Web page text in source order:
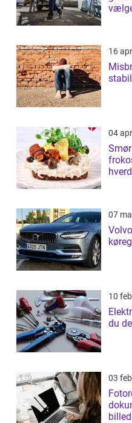
16
04
07
10
du
03